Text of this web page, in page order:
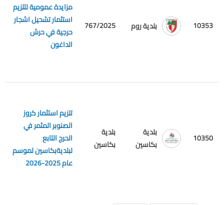
10353 بلدية روم 767/2025
مزايدة عمومية لتلزيم
استثمار تشحيل اشجار
حرجية في حرش
الداغون
10350
بلدية
بكاسين
بلدية
بكاسين
تلزيم استثمار كروز
الصنوبر المثمر في
الحرج التابع
لبلديةبكاسين لموسم
عام 2025-2026